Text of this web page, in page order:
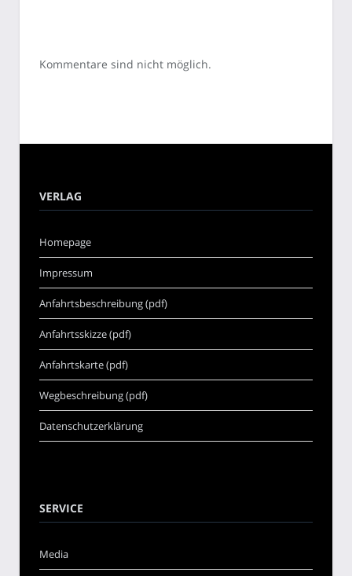
Kommentare sind nicht möglich.
VERLAG
Homepage
Impressum
Anfahrtsbeschreibung (pdf)
Anfahrtsskizze (pdf)
Anfahrtskarte (pdf)
Wegbeschreibung (pdf)
Datenschutzerklärung
SERVICE
Media